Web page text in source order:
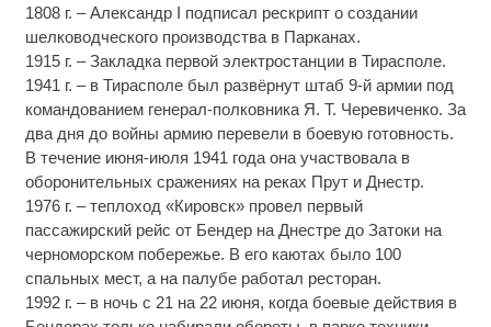
1808 г. – Александр I подписал рескрипт о создании
шелководческого производства в Парканах.
1915 г. – Закладка первой электростанции в Тирасполе.
1941 г. – в Тирасполе был развёрнут штаб 9-й армии под
командованием генерал-полковника Я. Т. Черевиченко. За
два дня до войны армию перевели в боевую готовность.
В течение июня-июля 1941 года она участвовала в
оборонительных сражениях на реках Прут и Днестр.
1976 г. – теплоход «Кировск» провел первый
пассажирский рейс от Бендер на Днестре до Затоки на
черноморском побережье. В его каютах было 100
спальных мест, а на палубе работал ресторан.
1992 г. – в ночь с 21 на 22 июня, когда боевые действия в